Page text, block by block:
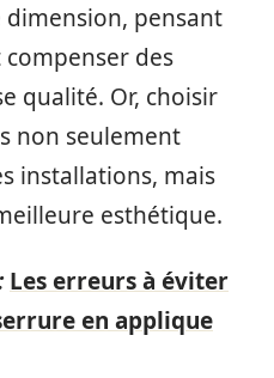
pensant
des
qualité. Or, choisir
non seulement
installations, mais
esthétique.
Les erreurs à éviter
en applique